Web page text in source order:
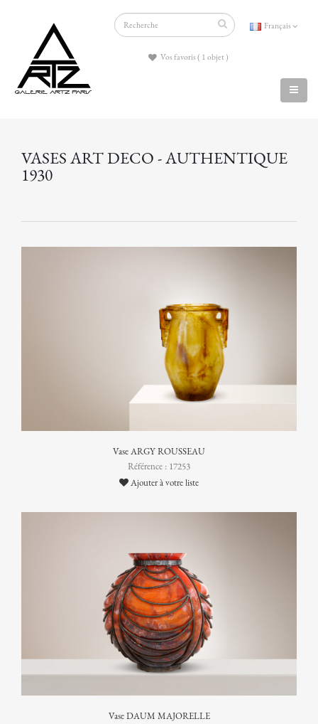
Français
Vos favoris ( 1 objet )
VASES ART DECO - AUTHENTIQUE
1930
Vase ARGY ROUSSEAU
Référence : 17253
Ajouter à votre liste
Vase DAUM MAJORELLE